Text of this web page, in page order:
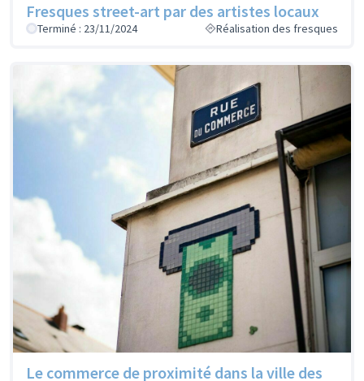
Fresques street-art par des artistes locaux
Terminé : 23/11/2024 Réalisation des fresques
Le commerce de proximité dans la ville des